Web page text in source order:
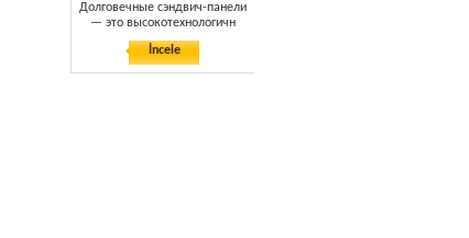
Долговечные сэндвич-панели
— это высокотехнологичн
İncele